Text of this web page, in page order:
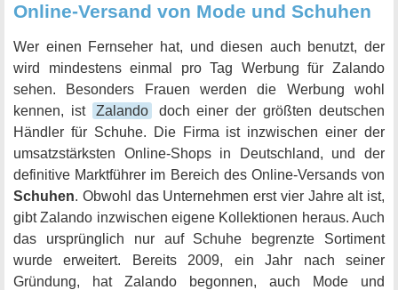
Online-Versand von Mode und Schuhen
Wer einen Fernseher hat, und diesen auch benutzt, der
wird mindestens einmal pro Tag Werbung für Zalando
sehen. Besonders Frauen werden die Werbung wohl
kennen, ist
Zalando
doch einer der größten deutschen
Händler für Schuhe. Die Firma ist inzwischen einer der
umsatzstärksten Online-Shops in Deutschland, und der
definitive Marktführer im Bereich des Online-Versands von
Schuhen. Obwohl das Unternehmen erst vier Jahre alt ist,
gibt Zalando inzwischen eigene Kollektionen heraus. Auch
das ursprünglich nur auf Schuhe begrenzte Sortiment
wurde erweitert. Bereits 2009, ein Jahr nach seiner
Gründung, hat Zalando begonnen, auch Mode und